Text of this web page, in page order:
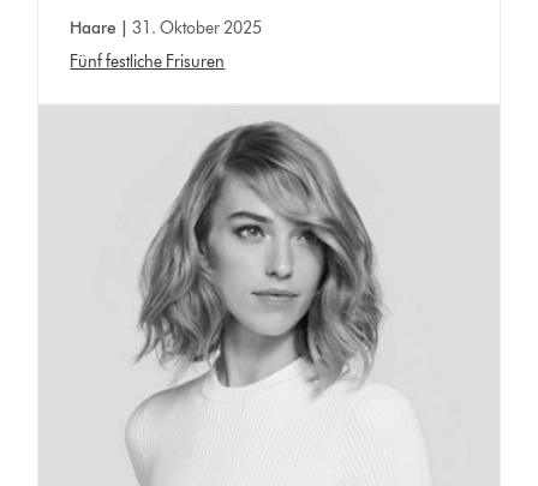
Haare |
31. Oktober 2025
Fünf festliche Frisuren